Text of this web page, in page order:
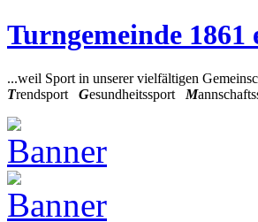
Turngemeinde 1861
...weil Sport in unserer vielfältigen
Trendsport Gesundheitssport M